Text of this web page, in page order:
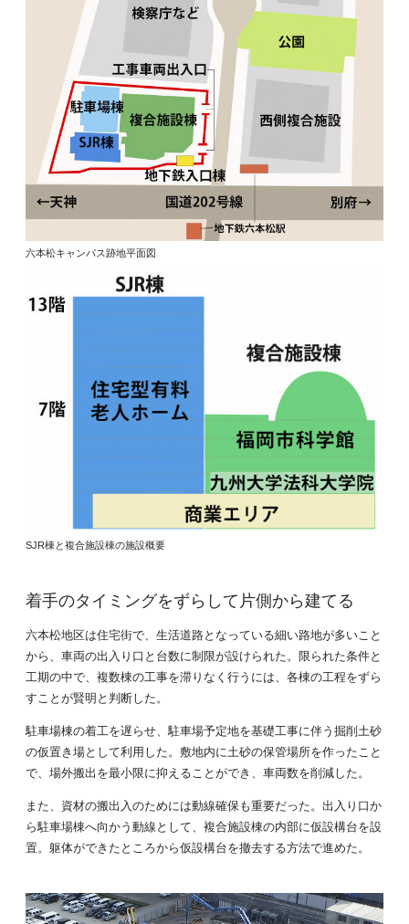
六本松キャンパス跡地平面図
SJR棟と複合施設棟の施設概要
着手のタイミングをずらして片側から建てる
六本松地区は住宅街で、生活道路となっている細い路地が多いこと
から、車両の出入り口と台数に制限が設けられた。限られた条件と
工期の中で、複数棟の工事を滞りなく行うには、各棟の工程をずら
すことが賢明と判断した。
駐車場棟の着工を遅らせ、駐車場予定地を基礎工事に伴う掘削土砂
の仮置き場として利用した。敷地内に土砂の保管場所を作ったこと
で、場外搬出を最小限に抑えることができ、車両数を削減した。
また、資材の搬出入のためには動線確保も重要だった。出入り口か
ら駐車場棟へ向かう動線として、複合施設棟の内部に仮設構台を設
置。躯体ができたところから仮設構台を撤去する方法で進めた。